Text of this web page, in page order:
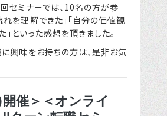
長で解決
用スキーム
せ
ーポリシー
セミナーでは、10名の方が参
れを理解できた」「自分の価値観
といった感想を頂きました。
興味をお持ちの方は、是非お気